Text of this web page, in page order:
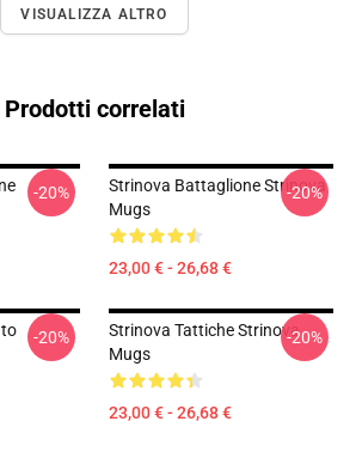
VISUALIZZA ALTRO
Prodotti correlati
-20%
Strinova Battaglione Strinova
Mugs
23,00 € - 26,68 €
-20%
-20%
Strinova Tattiche Strinova
Mugs
23,00 € - 26,68 €
-20%